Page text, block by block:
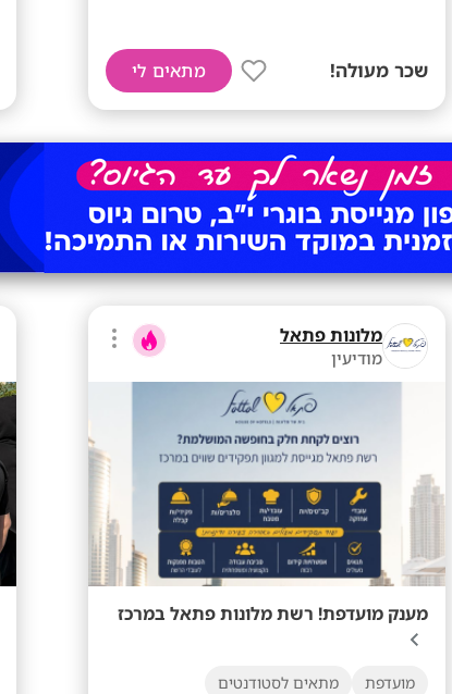
שכר מעולה! מתאים לי
מלונות פתאל
מודיעין
מענק מועדפת! רשת מלונות פתאל במרכז
מועדפת מתאים לסטודנטים